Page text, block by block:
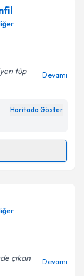
tüp
Devamı
Haritada Göster
takvimi
almanız
çıkan
Devamı